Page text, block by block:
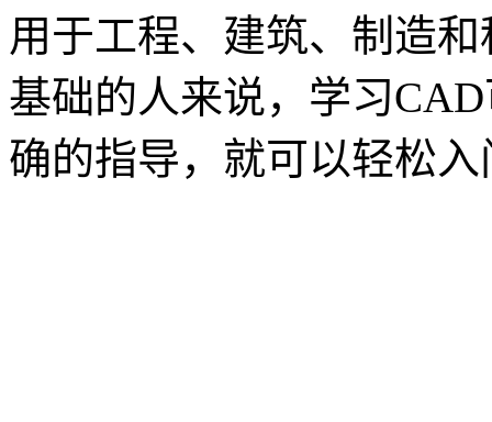
用于工程、建筑、制造
基础的人来说，学习
确的指导，就可以轻松